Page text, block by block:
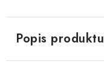
Popis produktu